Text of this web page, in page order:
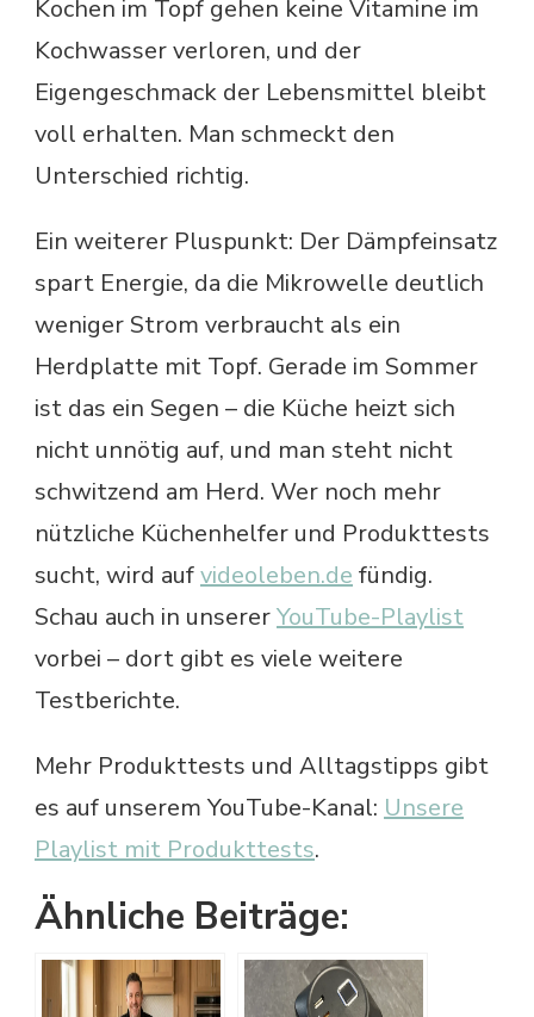
Kochen im Topf gehen keine Vitamine im
Kochwasser verloren, und der
Eigengeschmack der Lebensmittel bleibt
voll erhalten. Man schmeckt den
Unterschied richtig.
Ein weiterer Pluspunkt: Der Dämpfeinsatz
spart Energie, da die Mikrowelle deutlich
weniger Strom verbraucht als ein
Herdplatte mit Topf. Gerade im Sommer
ist das ein Segen – die Küche heizt sich
nicht unnötig auf, und man steht nicht
schwitzend am Herd. Wer noch mehr
nützliche Küchenhelfer und Produkttests
sucht, wird aufvideoleben.de fündig.
Schau auch in unsererYouTube-Playlist
vorbei – dort gibt es viele weitere
Testberichte.
Mehr Produkttests und Alltagstipps gibt
es auf unserem YouTube-Kanal: Unsere
Playlist mit Produkttests.
Ähnliche Beiträge: